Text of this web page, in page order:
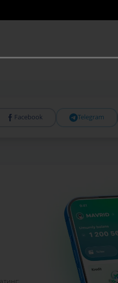
Facebook Telegram